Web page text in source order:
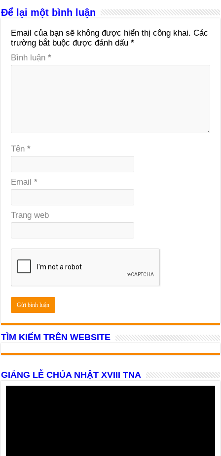
Để lại một bình luận
Email của bạn sẽ không được hiển thị công khai. Các
trường bắt buộc được đánh dấu*
Bình luận*
Tên*
Email*
Trang web
TÌM KIẾM TRÊN WEBSITE
GIẢNG LỄ CHÚA NHẬT XVIII TNA